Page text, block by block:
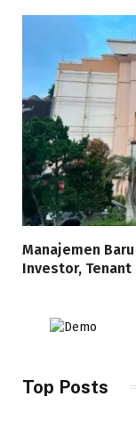
Manajemen
Investor,
Top Posts